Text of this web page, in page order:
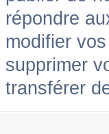
répondre
modifier
supprimer
transférer